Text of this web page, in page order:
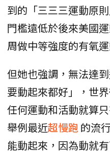
到的「三三三運動原
門檻遠低於後來美國
周做中等強度的有氧
但她也強調，無法達
要動起來都好」，世
任何運動和活動就算
舉例最近超慢跑 的流
能動起來，因為動就